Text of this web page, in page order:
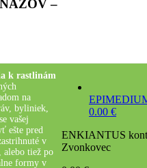
0.00 €
ENKIANTUS
Zvonkovec
–
k rastlinám
na
byliniek,
vašej
ešte pred
v
alebo tiež po
formy v